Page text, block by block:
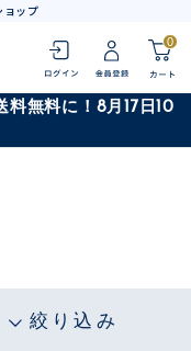
ョップ
0
無料に！8月17日10
絞り込み